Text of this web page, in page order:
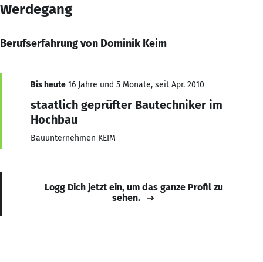
Werdegang
Berufserfahrung von Dominik Keim
Bis heute 16 Jahre und 5 Monate, seit Apr. 2010
staatlich geprüfter Bautechniker im
Hochbau
Bauunternehmen KEIM
Logg Dich jetzt ein, um das ganze Profil zu
sehen.